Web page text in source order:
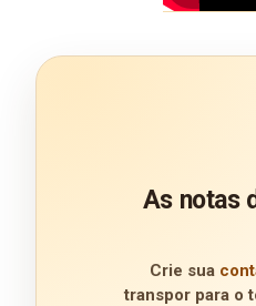
As notas
Crie sua
transpor para o